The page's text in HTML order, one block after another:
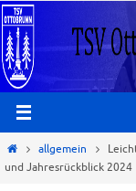
Zum
Inhalt
springen
Startallgemein
und Jahresrückblick 2024